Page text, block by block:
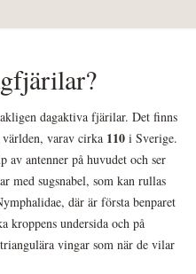
dagaktiva fjärilar. Det finns
varav cirka 110 i Sverige.
antenner på huvudet och ser
med sugsnabel, som kan rullas
där är första benparet
kroppens undersida och på
vingar som när de vilar